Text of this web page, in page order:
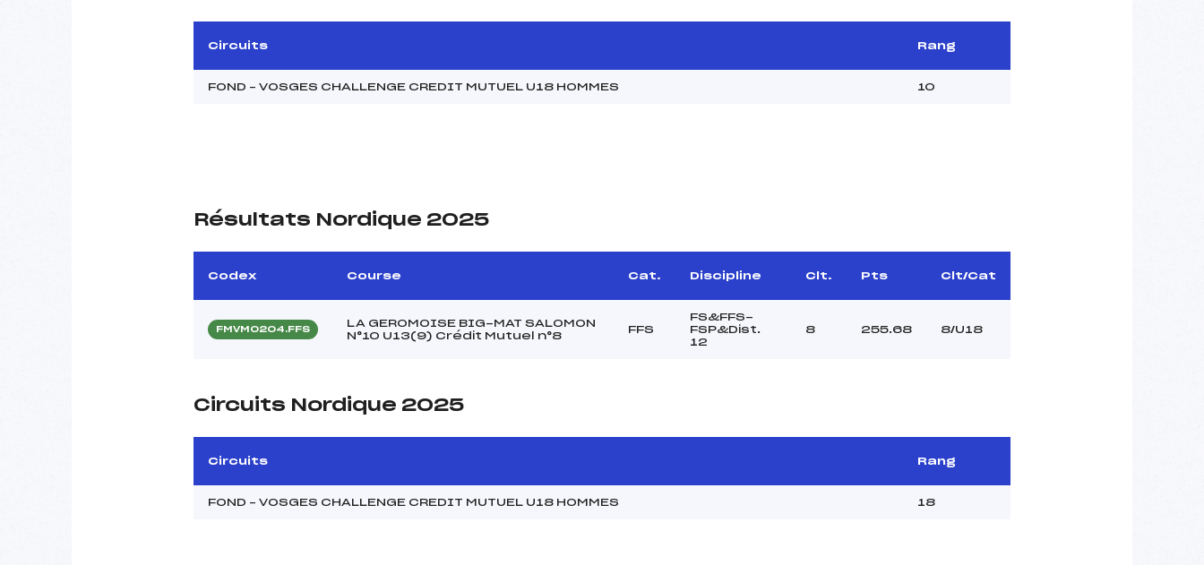
Circuits Rang
FOND – VOSGES CHALLENGE CREDIT MUTUEL U18 HOMMES 10
Résultats Nordique 2025
Codex Course Cat. Discipline Clt. Pts Clt/Cat
FMVM0204.FFS
LA GEROMOISE BIG-MAT SALOMON
N°10 U13(9) Crédit Mutuel n°8
FFS
FS&FFS-
FSP&Dist.
12
8 255.68 8/U18
Circuits Nordique 2025
Circuits Rang
FOND – VOSGES CHALLENGE CREDIT MUTUEL U18 HOMMES 18